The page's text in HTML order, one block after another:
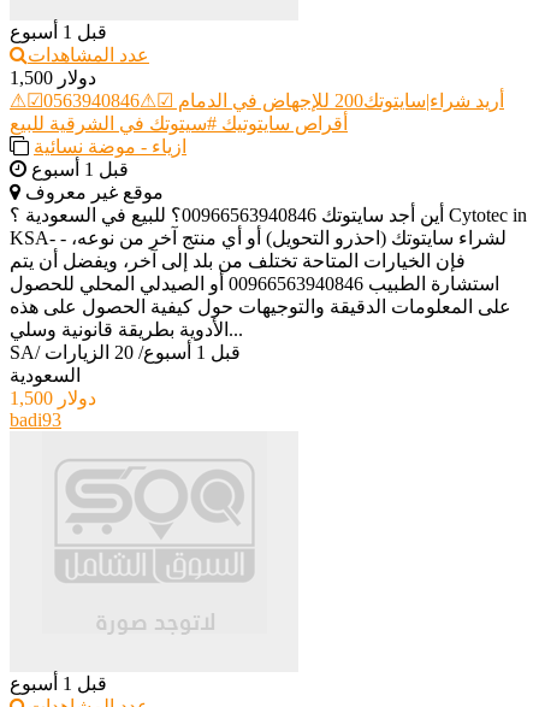
قبل 1 أسبوع
عدد المشاهدات
1,500 دولار
أريد شراء|سايتوتك200 للإجهاض في الدمام ☑︎⚠︎0563940846☑︎⚠︎
أقراص سايتوتيك #سيتوتك في الشرقية للبيع
ازياء - موضة نسائية
قبل 1 أسبوع
موقع غير معروف
أين أجد سايتوتك 00966563940846؟ للبيع في السعودية ؟ Cytotec in
KSA- - لشراء سايتوتك (احذرو التحويل) أو أي منتج آخر من نوعه،
فإن الخيارات المتاحة تختلف من بلد إلى آخر، ويفضل أن يتم
استشارة الطبيب 00966563940846 أو الصيدلي المحلي للحصول
على المعلومات الدقيقة والتوجيهات حول كيفية الحصول على هذه
الأدوية بطريقة قانونية وسلي...
SA/ قبل 1 أسبوع / 20 الزيارات
السعودية
1,500 دولار
badi93
قبل 1 أسبوع